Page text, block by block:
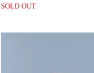
SOLD OUT